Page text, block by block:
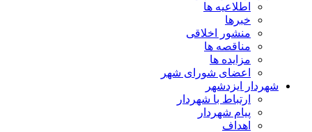
اطلاعیه ها
خبرها
منشور اخلاقی
مناقصه ها
مزایده ها
اعضای شورای شهر
شهردار ایزدشهر
ارتباط با شهردار
پیام شهردار
اهداف